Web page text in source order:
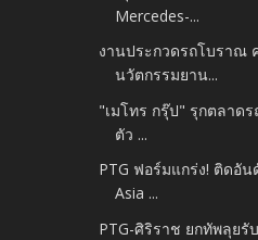
Mercedes-...
งานประกวดรถโบราณ
นวัตกรรมยาน...
"เมโทร กรุ๊ป" รุกตลาด
ตัว ...
PTG ฟอร์มแกร่ง! ติดอั
Asia ...
PTG-ศิริราช ยกทัพลุย